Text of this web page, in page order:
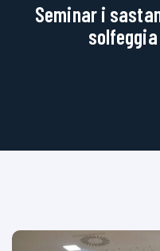
Seminar i
solfeggia